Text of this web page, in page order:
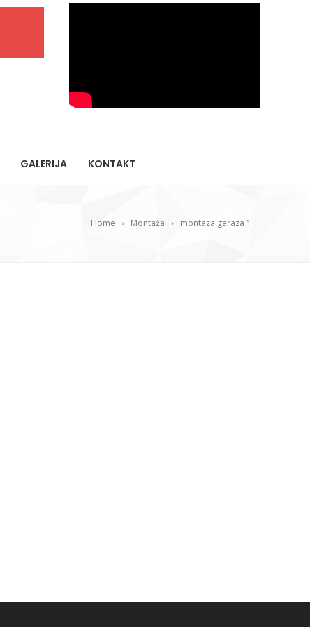
GALERIJA KONTAKT
Home Montaža montaza garaza 1